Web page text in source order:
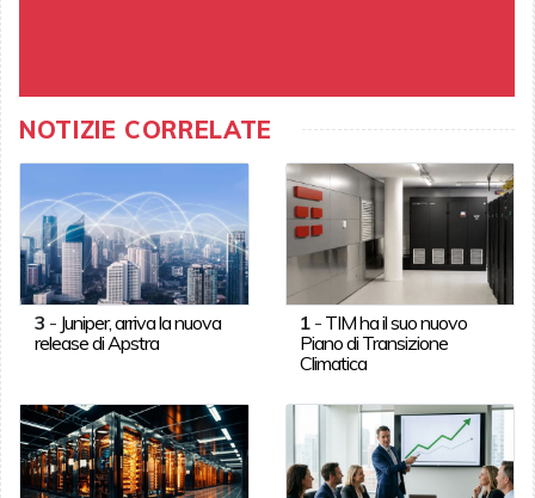
NOTIZIE CORRELATE
3 - Juniper, arriva la nuova
release di Apstra
1 - TIM ha il suo nuovo
Piano di Transizione
Climatica